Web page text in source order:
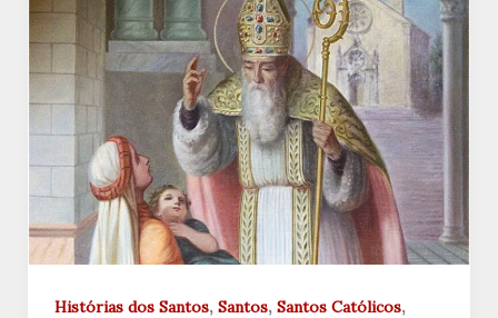
Histórias dos Santos, Santos, Santos Católicos,